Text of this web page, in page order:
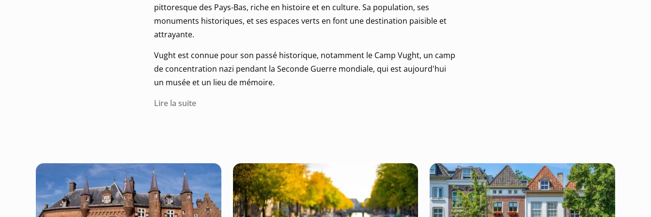
pittoresque des Pays-Bas, riche en histoire et en culture. Sa population, ses
monuments historiques, et ses espaces verts en font une destination paisible et
attrayante.
Vught est connue pour son passé historique, notamment le Camp Vught, un camp
de concentration nazi pendant la Seconde Guerre mondiale, qui est aujourd'hui
un musée et un lieu de mémoire.
Lire la suite
Ce qu'il faut faire et voir : visitez le site officiel du tourisme gouvernemental.
Ce qu'il faut savoir à propos de Vught :